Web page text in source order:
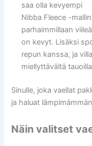
saa olla kevyempi
Nibba Fleece -
parhaimmillaan
on kevyt. Lisäksi
repun kanssa, ja
miellyttävältä
Sinulle, joka vaellat
ja haluat
Näin valitset